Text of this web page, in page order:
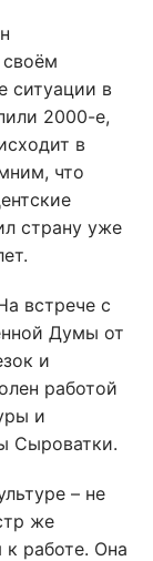
ситуации в
2000-е,
в
что
страну уже
встрече с
Думы от
и
работой
и
Сыроватки.
– не
же
к работе. Она